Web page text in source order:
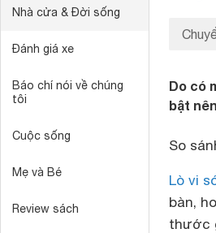
Nhà cửa & Đời sống
Đánh giá xe
Báo chí nói về chúng
tôi
Cuộc sống
Mẹ và Bé
Review sách
Do có
bật
So
Lò vi
bàn,
thước